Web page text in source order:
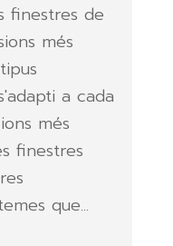
finestres de
més
a cada
més
finestres
que...